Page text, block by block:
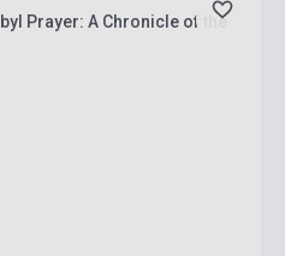
Prayer: A Chronicle of the